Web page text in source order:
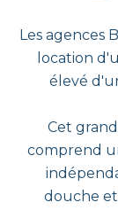
Les agences
location
élevé
Cet
comprend
douche